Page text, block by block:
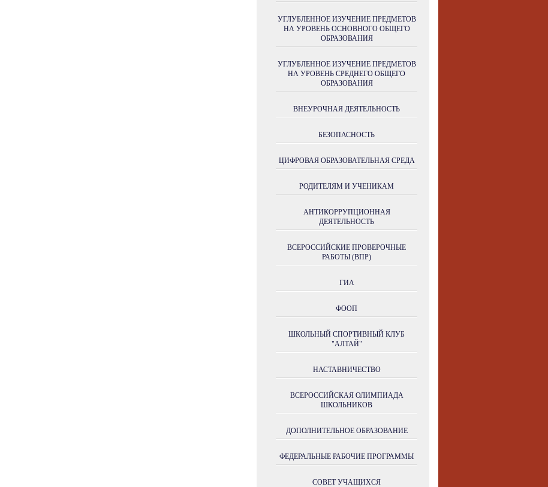
УГЛУБЛЕННОЕ ИЗУЧЕНИЕ ПРЕДМЕТОВ
НА УРОВЕНЬ ОСНОВНОГО ОБЩЕГО
ОБРАЗОВАНИЯ
УГЛУБЛЕННОЕ ИЗУЧЕНИЕ ПРЕДМЕТОВ
НА УРОВЕНЬ СРЕДНЕГО ОБЩЕГО
ОБРАЗОВАНИЯ
ВНЕУРОЧНАЯ ДЕЯТЕЛЬНОСТЬ
БЕЗОПАСНОСТЬ
ЦИФРОВАЯ ОБРАЗОВАТЕЛЬНАЯ СРЕДА
РОДИТЕЛЯМ И УЧЕНИКАМ
АНТИКОРРУПЦИОННАЯ
ДЕЯТЕЛЬНОСТЬ
ВСЕРОССИЙСКИЕ ПРОВЕРОЧНЫЕ
РАБОТЫ (ВПР)
ГИА
ФООП
ШКОЛЬНЫЙ СПОРТИВНЫЙ КЛУБ
"АЛТАЙ"
НАСТАВНИЧЕСТВО
ВСЕРОССИЙСКАЯ ОЛИМПИАДА
ШКОЛЬНИКОВ
ДОПОЛНИТЕЛЬНОЕ ОБРАЗОВАНИЕ
ФЕДЕРАЛЬНЫЕ РАБОЧИЕ ПРОГРАММЫ
СОВЕТ УЧАЩИХСЯ